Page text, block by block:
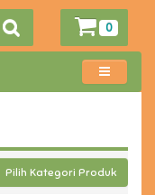
0
Pilih Kategori Produk